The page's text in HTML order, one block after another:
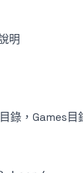
明
錄，Games目